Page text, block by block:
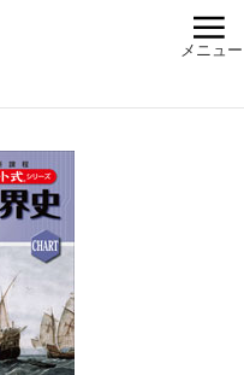
メニュー